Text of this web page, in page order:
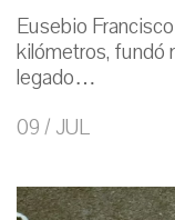
Eusebio
kilómetros, fundó
legado…
09 / JUL